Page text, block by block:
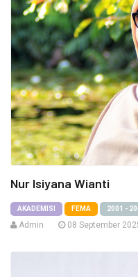
Nur Isiyana Wianti
AKADEMISI FEMA 2001 -
Admin 08 September